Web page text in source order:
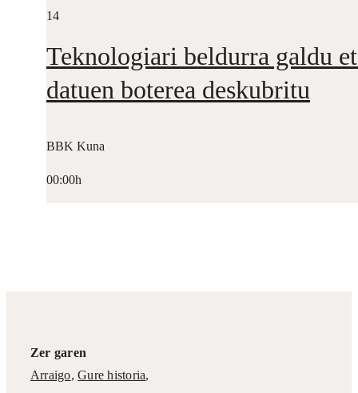
14
Teknologiari beldurra galdu
datuen boterea deskubritu
BBK Kuna
00:00h
Zer garen
Arraigo,Gure historia,